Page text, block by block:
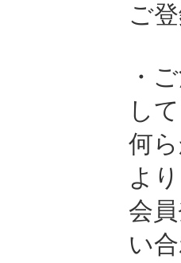
ご
・
し
何
よ
会
い